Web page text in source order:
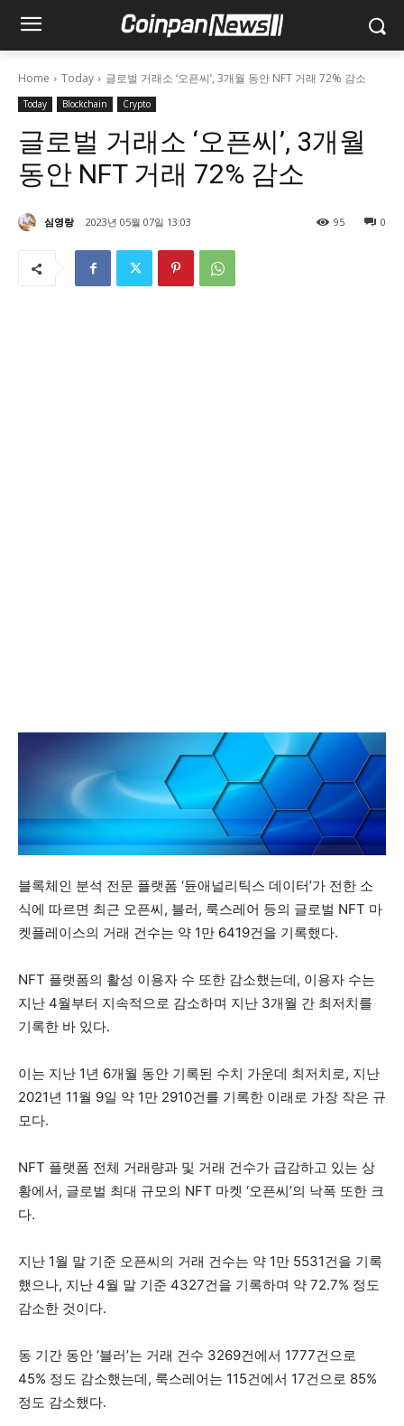
Home Today 글로벌 거래소 ‘오픈씨’, 3개월 동안 NFT 거래 72% 감소
Today Blockchain Crypto
글로벌 거래소 ‘오픈씨’, 3개월
동안 NFT 거래 72% 감소
심영랑 2023년 05월 07일 13:03 0
95
블록체인 분석 전문 플랫폼 ‘듄애널리틱스 데이터’가 전한 소
식에 따르면 최근 오픈씨, 블러, 룩스레어 등의 글로벌 NFT 마
켓플레이스의 거래 건수는 약 1만 6419건을 기록했다.
NFT 플랫폼의 활성 이용자 수 또한 감소했는데, 이용자 수는
지난 4월부터 지속적으로 감소하며 지난 3개월 간 최저치를
기록한 바 있다.
이는 지난 1년 6개월 동안 기록된 수치 가운데 최저치로, 지난
2021년 11월 9일 약 1만 2910건를 기록한 이래로 가장 작은 규
모다.
NFT 플랫폼 전체 거래량과 및 거래 건수가 급감하고 있는 상
황에서, 글로벌 최대 규모의 NFT 마켓 ‘오픈씨’의 낙폭 또한 크
다.
지난 1월 말 기준 오픈씨의 거래 건수는 약 1만 5531건을 기록
했으나, 지난 4월 말 기준 4327건을 기록하며 약 72.7% 정도
감소한 것이다.
동 기간 동안 ‘블러’는 거래 건수 3269건에서 1777건으로
45% 정도 감소했는데, 룩스레어는 115건에서 17건으로 85%
정도 감소했다.